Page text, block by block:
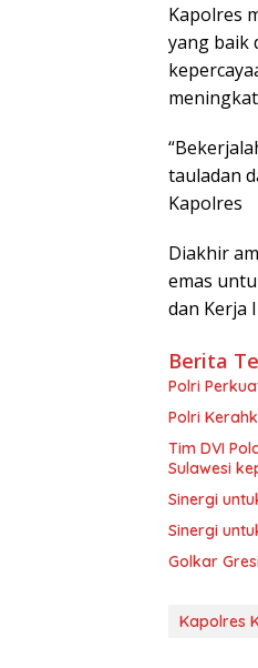
Kapolres
yang baik
tauladan
Kapolres
Diakhir
emas
dan Kerja
Berita
Polri
Polri
Tim DVI
Sulawesi
Sinergi
Sinergi
Golkar
Kapolres